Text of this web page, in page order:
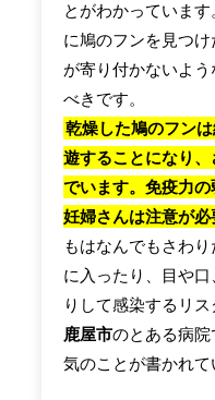
とがわかっていま
に鳩のフンを見つ
が寄り付かないよ
べきです。
乾燥した鳩のフン
遊することになり
でいます。免疫力の
妊婦さんは注意が必
もはなんでもさわ
に入ったり、目や
りして感染するリス
鹿屋市のとある病
気のことが書かれて